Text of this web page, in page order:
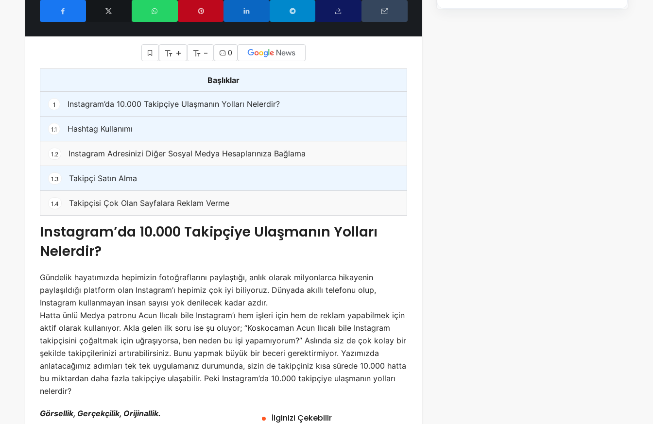
+ - 0
Başlıklar
1 Instagram’da 10.000 Takipçiye Ulaşmanın Yolları Nelerdir?
1.1 Hashtag Kullanımı
1.2 Instagram Adresinizi Diğer Sosyal Medya Hesaplarınıza Bağlama
1.3 Takipçi Satın Alma
1.4 Takipçisi Çok Olan Sayfalara Reklam Verme
Instagram’da 10.000 Takipçiye Ulaşmanın Yolları
Nelerdir?
Gündelik hayatımızda hepimizin fotoğraflarını paylaştığı, anlık olarak milyonlarca hikayenin
paylaşıldığı platform olan Instagram’ı hepimiz çok iyi biliyoruz. Dünyada akıllı telefonu olup,
Instagram kullanmayan insan sayısı yok denilecek kadar azdır.
Hatta ünlü Medya patronu Acun Ilıcalı bile Instagram’ı hem işleri için hem de reklam yapabilmek için
aktif olarak kullanıyor. Akla gelen ilk soru ise şu oluyor; “Koskocaman Acun Ilıcalı bile Instagram
takipçisini çoğaltmak için uğraşıyorsa, ben neden bu işi yapamıyorum?” Aslında siz de çok kolay bir
şekilde takipçilerinizi artırabilirsiniz. Bunu yapmak büyük bir beceri gerektirmiyor. Yazımızda
anlatacağımız adımları tek tek uygulamanız durumunda, sizin de takipçiniz kısa sürede 10.000 hatta
bu miktardan daha fazla takipçiye ulaşabilir. Peki Instagram’da 10.000 takipçiye ulaşmanın yolları
nelerdir?
İlginizi Çekebilir
Görsellik, Gerçekçilik, Orijinallik.